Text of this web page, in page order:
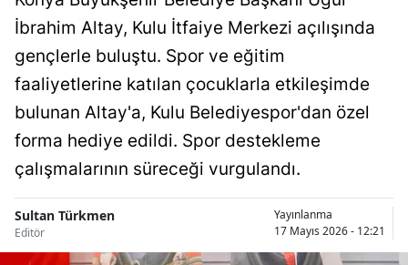
Artvin
Aydın
Balıkesir
Bilecik
Bingöl
Bitlis
Bolu
İbrahim Altay, Kulu İtfaiye Merkezi açılışında
gençlerle buluştu. Spor ve eğitim
faaliyetlerine katılan çocuklarla etkileşimde
bulunan Altay'a, Kulu Belediyespor'dan özel
forma hediye edildi. Spor destekleme
çalışmalarının süreceği vurgulandı.
Sultan Türkmen
Editör
Yayınlanma
17 Mayıs 2026 - 12:21